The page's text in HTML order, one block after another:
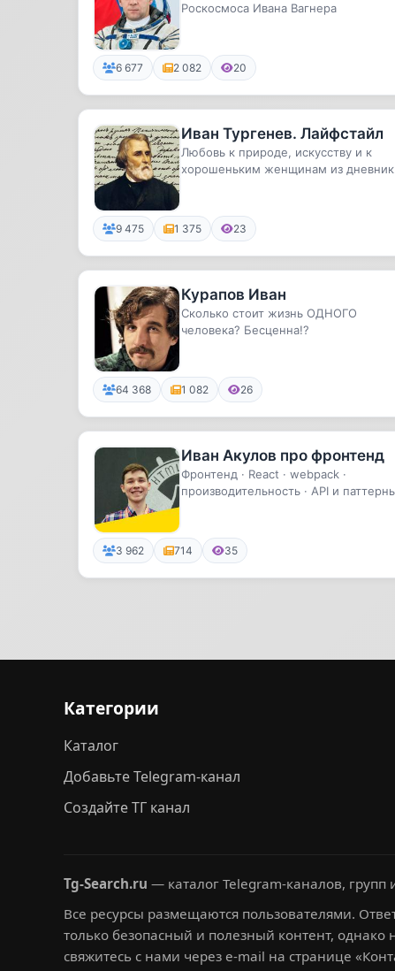
Роскосмоса Ивана Вагнера
6 677 2 082 20
Иван Тургенев. Лайфстайл
Любовь к природе, искусству и к
хорошеньким женщинам из
9 475 1 375 23
Курапов Иван
Сколько стоит жизнь ОДНОГО
человека? Бесценна!?
64 368 1 082 26
Иван Акулов про фронтенд
Фронтенд · React · webpack ·
производительность · API и
3 962 714 35
Категории
Каталог
Добавьте Telegram-канал
Создайте ТГ канал
Tg-Search.ru — каталог Telegram-каналов, групп
Все ресурсы размещаются пользователями.
только безопасный и полезный контент,
свяжитесь с нами через e-mail на странице